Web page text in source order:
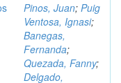
Pinos, Juan; Puig
Ventosa, Ignasi;
Banegas,
Fernanda;
Quezada, Fanny;
Delgado,